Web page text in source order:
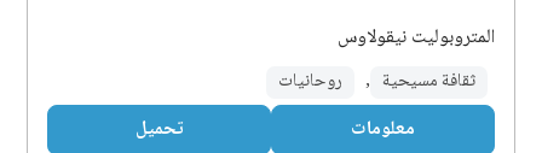
المتروبوليت نيقولاوس
ثقافة مسيحية , روحانيات
معلومات تحميل